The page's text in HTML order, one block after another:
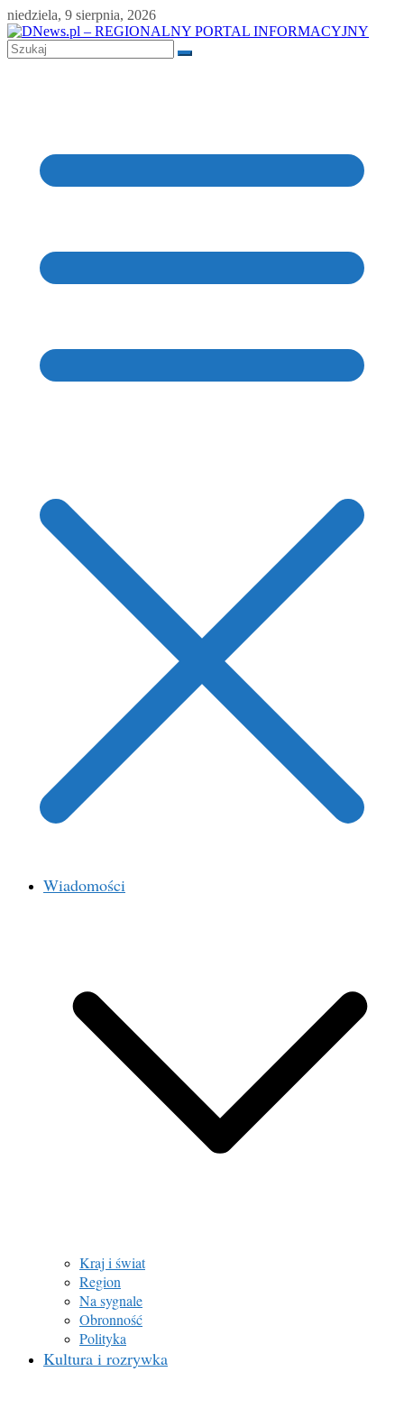
Skip
to
content
niedziela, 9 sierpnia, 2026
Wiadomości
Kraj i świat
Region
Na sygnale
Obronność
Polityka
Kultura i rozrywka